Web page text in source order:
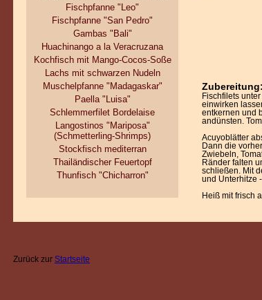
Fischpfanne "Leo"
Fischpfanne "San Pedro"
Gambas "Bali"
Huachinango a la Veracruzana
Kochfisch mit Mango-Cocos-Soße
Lachs mit schwarzen Nudeln
Muschelpfanne "Madagaskar"
Paella "Luisa"
Schlemmerfilet Bordelaise
Langostinos "Mariposa"
(Schmetterling-Shrimps)
Stockfisch mediterran
Thailändischer Feuertopf
Thunfisch "Chicharron"
Zubereitung:
Fischfilets
einwirken
entkernen und
andünsten.
Acuyoblätter
Dann die
Zwiebeln,
Ränder falten
schließen. Mit
und Unterhitze
Heiß mit frisch
Zurück zur Startseite